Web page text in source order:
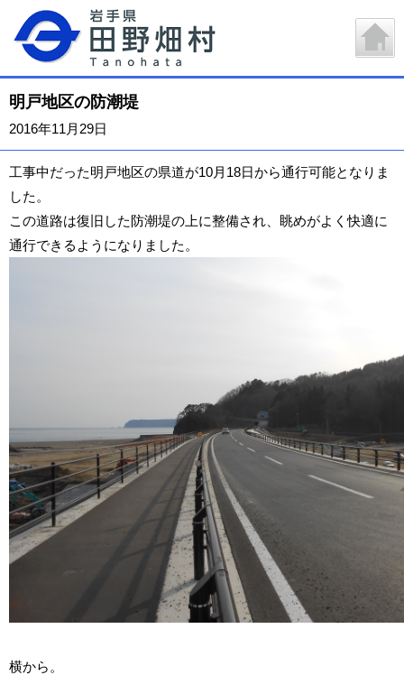
明戸地区の防潮堤
2016年11月29日
工事中だった明戸地区の県道が10月18日から通行可能となりま
した。
この道路は復旧した防潮堤の上に整備され、眺めがよく快適に
通行できるようになりました。
横から。